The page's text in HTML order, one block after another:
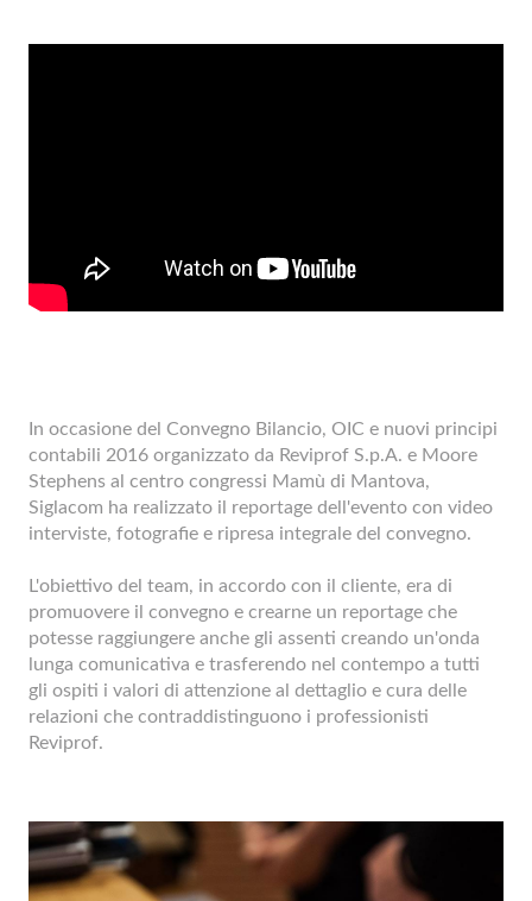
In occasione del Convegno Bilancio, OIC e nuovi principi
contabili 2016 organizzato da Reviprof S.p.A. e Moore
Stephens al centro congressi Mamù di Mantova,
Siglacom ha realizzato il reportage dell'evento con video
interviste, fotografie e ripresa integrale del convegno.
L'obiettivo del team, in accordo con il cliente, era di
promuovere il convegno e crearne un reportage che
potesse raggiungere anche gli assenti creando un'onda
lunga comunicativa e trasferendo nel contempo a tutti
gli ospiti i valori di attenzione al dettaglio e cura delle
relazioni che contraddistinguono i professionisti
Reviprof.